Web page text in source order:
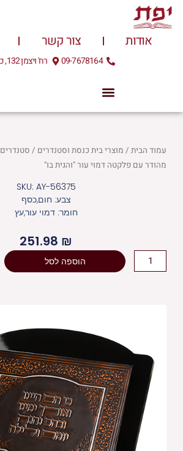
דילוג
לתוכן
אודות צור קשר
09-7678164 רח' ויצמן 132, כפר סבא
עמוד הבית/ מוצרי בית כנסת וסטנדרים / סטנדרים
מהודר עם פלקטה דמוי עור "והגית בו"
SKU: AY-56375
צבע: חום,כסף
חומר: דמוי עור,עץ
251.98 ₪
כמות
של
פלקטה
דמוי
"והגית
הוספה לסל